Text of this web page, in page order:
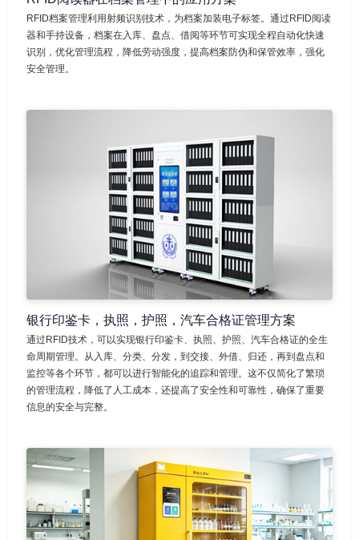
RFID档案管理利用射频识别技术，为档案加装电子标签。通过RFID阅读
器和手持设备，档案在入库、盘点、借阅等环节可实现全程自动化快速
识别，优化管理流程，降低劳动强度，提高档案防伪和保管效率，强化
安全管理。
银行印鉴卡，执照，护照，汽车合格证管理方案
通过RFID技术，可以实现银行印鉴卡、执照、护照、汽车合格证的全生
命周期管理。从入库、分类、分发，到交接、外借、归还，再到盘点和
监控等各个环节，都可以进行智能化的追踪和管理。这不仅简化了繁琐
的管理流程，降低了人工成本，还提高了安全性和可靠性，确保了重要
信息的安全与完整。